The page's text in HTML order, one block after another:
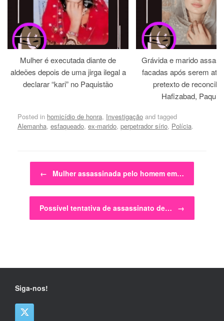
Mulher é executada diante de
aldeões depois de uma jirga ilegal a
declarar “kari” no Paquistão
Grávida e marido
facadas após serem
pretexto de
Hafizabad,
Posted in homicídio de honra, Investigação and tagged
Alemanha, esfaqueado, ex-marido, perpetrador sírio, Polícia.
Post navigation
← Mulher assassinada pelo homem em…
Possível tentativa de assassinato de… →
Siga-nos!